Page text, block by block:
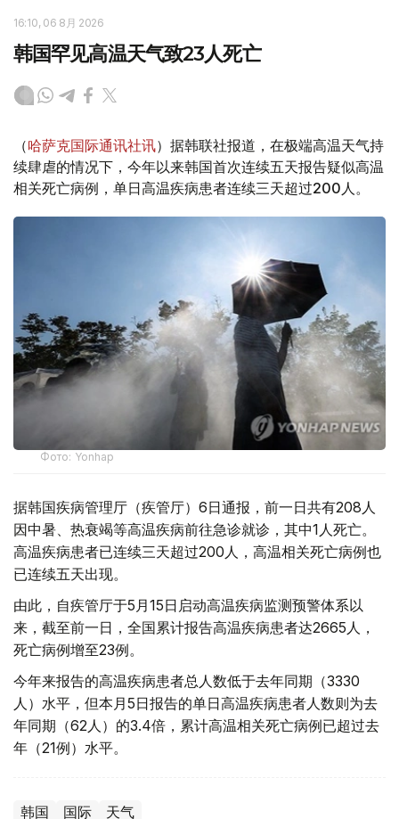
16:10, 06 8月 2026
韩国罕见高温天气致23人死亡
（哈萨克国际通讯社讯）据韩联社报道，在极端高温天气持
续肆虐的情况下，今年以来韩国首次连续五天报告疑似高温
相关死亡病例，单日高温疾病患者连续三天超过200人。
Фото: Yonhap
据韩国疾病管理厅（疾管厅）6日通报，前一日共有208人
因中暑、热衰竭等高温疾病前往急诊就诊，其中1人死亡。
高温疾病患者已连续三天超过200人，高温相关死亡病例也
已连续五天出现。
由此，自疾管厅于5月15日启动高温疾病监测预警体系以
来，截至前一日，全国累计报告高温疾病患者达2665人，
死亡病例增至23例。
今年来报告的高温疾病患者总人数低于去年同期（3330
人）水平，但本月5日报告的单日高温疾病患者人数则为去
年同期（62人）的3.4倍，累计高温相关死亡病例已超过去
年（21例）水平。
韩国 国际 天气